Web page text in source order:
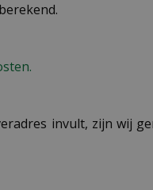
invult, zijn wij